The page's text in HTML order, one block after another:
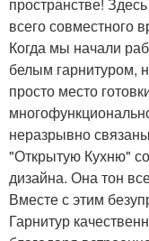
пространстве!
всего совместного
Когда мы начали
белым гарнитуром,
просто место
неразрывно
"Открытую Кухню"
дизайна. Она тон
Вместе с этим
Гарнитур